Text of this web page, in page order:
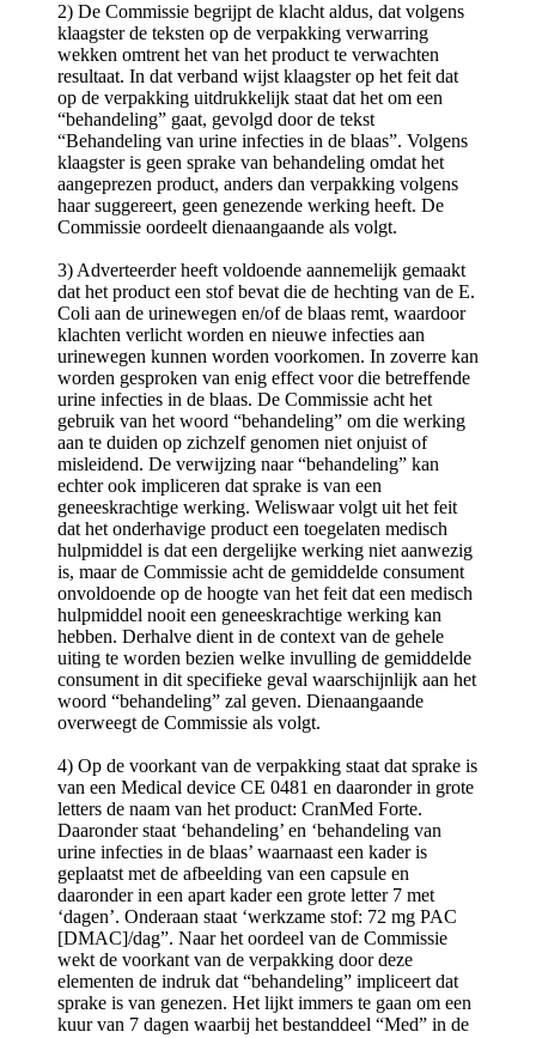
2) De Commissie begrijpt de klacht aldus, dat volgens
klaagster de teksten op de verpakking verwarring
wekken omtrent het van het product te verwachten
resultaat. In dat verband wijst klaagster op het feit dat
op de verpakking uitdrukkelijk staat dat het om een
“behandeling” gaat, gevolgd door de tekst
“Behandeling van urine infecties in de blaas”. Volgens
klaagster is geen sprake van behandeling omdat het
aangeprezen product, anders dan verpakking volgens
haar suggereert, geen genezende werking heeft. De
Commissie oordeelt dienaangaande als volgt.
3) Adverteerder heeft voldoende aannemelijk gemaakt
dat het product een stof bevat die de hechting van de E.
Coli aan de urinewegen en/of de blaas remt, waardoor
klachten verlicht worden en nieuwe infecties aan
urinewegen kunnen worden voorkomen. In zoverre kan
worden gesproken van enig effect voor die betreffende
urine infecties in de blaas. De Commissie acht het
gebruik van het woord “behandeling” om die werking
aan te duiden op zichzelf genomen niet onjuist of
misleidend. De verwijzing naar “behandeling” kan
echter ook impliceren dat sprake is van een
geneeskrachtige werking. Weliswaar volgt uit het feit
dat het onderhavige product een toegelaten medisch
hulpmiddel is dat een dergelijke werking niet aanwezig
is, maar de Commissie acht de gemiddelde consument
onvoldoende op de hoogte van het feit dat een medisch
hulpmiddel nooit een geneeskrachtige werking kan
hebben. Derhalve dient in de context van de gehele
uiting te worden bezien welke invulling de gemiddelde
consument in dit specifieke geval waarschijnlijk aan het
woord “behandeling” zal geven. Dienaangaande
overweegt de Commissie als volgt.
4) Op de voorkant van de verpakking staat dat sprake is
van een Medical device CE 0481 en daaronder in grote
letters de naam van het product: CranMed Forte.
Daaronder staat ‘behandeling’ en ‘behandeling van
urine infecties in de blaas’ waarnaast een kader is
geplaatst met de afbeelding van een capsule en
daaronder in een apart kader een grote letter 7 met
‘dagen’. Onderaan staat ‘werkzame stof: 72 mg PAC
[DMAC]/dag”. Naar het oordeel van de Commissie
wekt de voorkant van de verpakking door deze
elementen de indruk dat “behandeling” impliceert dat
sprake is van genezen. Het lijkt immers te gaan om een
kuur van 7 dagen waarbij het bestanddeel “Med” in de